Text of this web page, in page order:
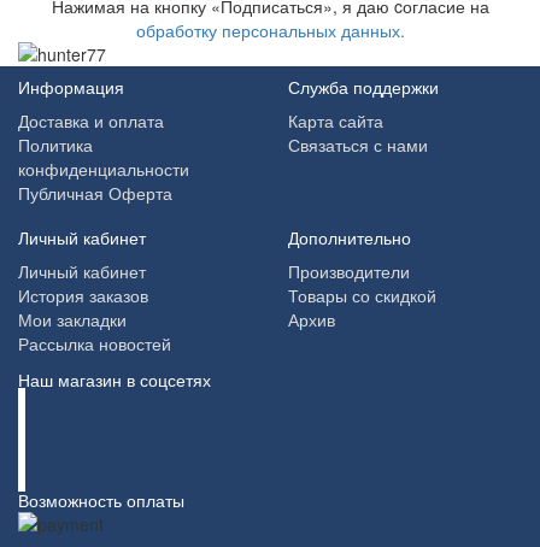
Нажимая на кнопку «Подписаться», я даю cогласие на
обработку персональных данных.
Информация
Доставка и оплата
Политика
конфиденциальности
Публичная Оферта
Служба поддержки
Карта сайта
Связаться с нами
Личный кабинет
Личный кабинет
История заказов
Мои закладки
Рассылка новостей
Дополнительно
Производители
Товары со скидкой
Архив
Наш магазин в соцсетях
Возможность оплаты